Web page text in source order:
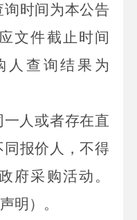
时间为本公告
文件截止时间
人 查询结果为
人或者存在直
报价人 ，不得
府采购活动。
明）。